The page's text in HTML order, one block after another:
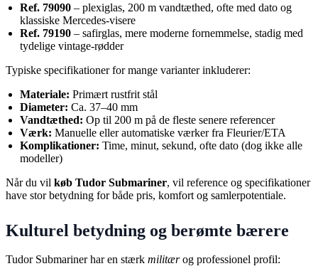
Ref. 79090 – plexiglas, 200 m vandtæthed, ofte med dato og
klassiske Mercedes-visere
Ref. 79190 – safirglas, mere moderne fornemmelse, stadig med
tydelige vintage-rødder
Typiske specifikationer for mange varianter inkluderer:
Materiale: Primært rustfrit stål
Diameter: Ca. 37–40 mm
Vandtæthed: Op til 200 m på de fleste senere referencer
Værk: Manuelle eller automatiske værker fra Fleurier/ETA
Komplikationer: Time, minut, sekund, ofte dato (dog ikke alle
modeller)
Når du vil køb Tudor Submariner, vil reference og specifikationer
have stor betydning for både pris, komfort og samlerpotentiale.
Kulturel betydning og berømte bærere
Tudor Submariner har en stærk militærog professionel profil: